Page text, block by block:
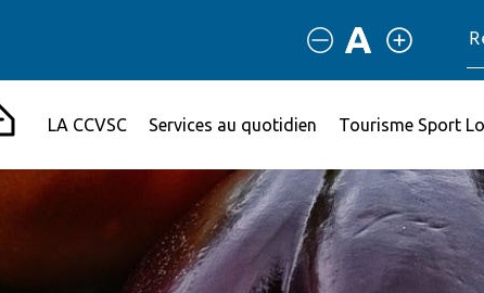
LA CCVSC Services au quotidien Tourisme Sport